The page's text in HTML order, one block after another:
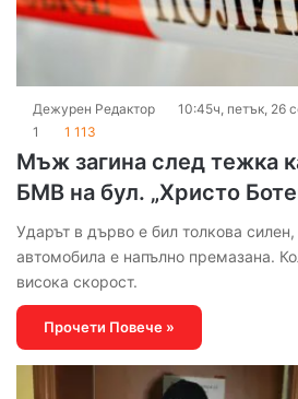
Дежурен Редактор
10:45ч, петък, 26
1
1 113
Мъж загина след тежка
БМВ на бул. „Христо
Ударът в дърво е бил толкова
автомобила е напълно премазана.
висока скорост.
Прочети Повече »